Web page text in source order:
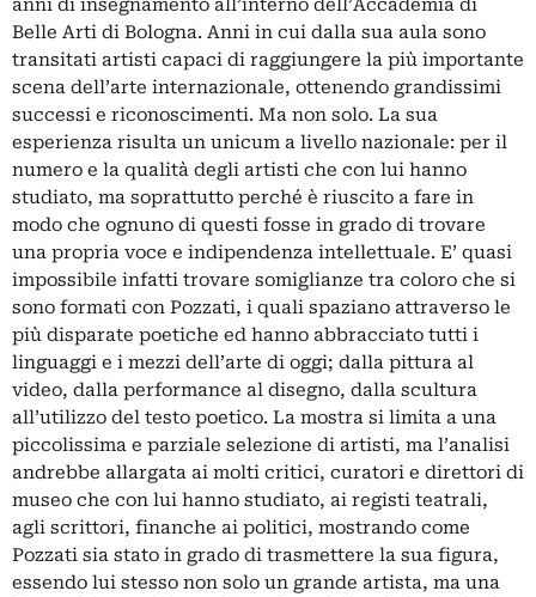
anni di insegnamento all’interno dell’Accademia di
Belle Arti di Bologna. Anni in cui dalla sua aula sono
transitati artisti capaci di raggiungere la più importante
scena dell’arte internazionale, ottenendo grandissimi
successi e riconoscimenti. Ma non solo. La sua
esperienza risulta un unicum a livello nazionale: per il
numero e la qualità degli artisti che con lui hanno
studiato, ma soprattutto perché è riuscito a fare in
modo che ognuno di questi fosse in grado di trovare
una propria voce e indipendenza intellettuale. E’ quasi
impossibile infatti trovare somiglianze tra coloro che si
sono formati con Pozzati, i quali spaziano attraverso le
più disparate poetiche ed hanno abbracciato tutti i
linguaggi e i mezzi dell’arte di oggi; dalla pittura al
video, dalla performance al disegno, dalla scultura
all’utilizzo del testo poetico. La mostra si limita a una
piccolissima e parziale selezione di artisti, ma l’analisi
andrebbe allargata ai molti critici, curatori e direttori di
museo che con lui hanno studiato, ai registi teatrali,
agli scrittori, finanche ai politici, mostrando come
Pozzati sia stato in grado di trasmettere la sua figura,
essendo lui stesso non solo un grande artista, ma una